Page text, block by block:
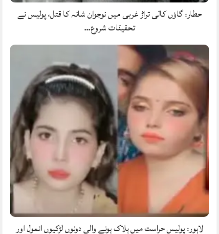
حطار: گاؤں کالی تراڑ غربی میں نوجوان شانہ کا قتل، پولیس نے
تحقیقات شروع…
لاہور: پولیس حراست میں ہلاک ہونے والی دونوں لڑکیوں انمول اور